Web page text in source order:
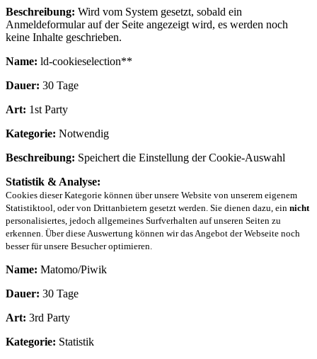
Beschreibung: Wird vom System gesetzt, sobald ein
Anmeldeformular auf der Seite angezeigt wird, es werden noch
keine Inhalte geschrieben.
Name: ld-cookieselection**
Dauer: 30 Tage
Art: 1st Party
Kategorie: Notwendig
Beschreibung: Speichert die Einstellung der Cookie-Auswahl
Statistik & Analyse:
Cookies dieser Kategorie können über unsere Website von unserem eigenem
Statistiktool, oder von Drittanbietern gesetzt werden. Sie dienen dazu, ein nicht
personalisiertes, jedoch allgemeines Surfverhalten auf unseren Seiten zu
erkennen. Über diese Auswertung können wir das Angebot der Webseite noch
besser für unsere Besucher optimieren.
Name: Matomo/Piwik
Dauer: 30 Tage
Art: 3rd Party
Kategorie: Statistik